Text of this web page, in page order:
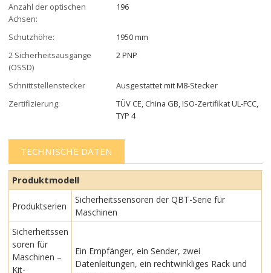
Anzahl der optischen
Achsen:
196
Schutzhöhe:
1950 mm
2 Sicherheitsausgänge
(OSSD)
2 PNP
Schnittstellenstecker
Ausgestattet mit M8-Stecker
Zertifizierung:
TÜV CE, China GB, ISO-Zertifikat UL-FCC,
TYP 4
TECHNISCHE DATEN
Produktmodell
Produktserien
Sicherheitssensoren der QBT-Serie für
Maschinen
Sicherheitssen
soren für
Maschinen –
Kit-
Ein Empfänger, ein Sender, zwei
Datenleitungen, ein rechtwinkliges Rack und